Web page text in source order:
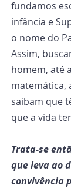
fundamos
infância e
o nome do
Assim,
homem, até
matemática,
saibam que
que a vida
Trata-se
que leva ao
convivência